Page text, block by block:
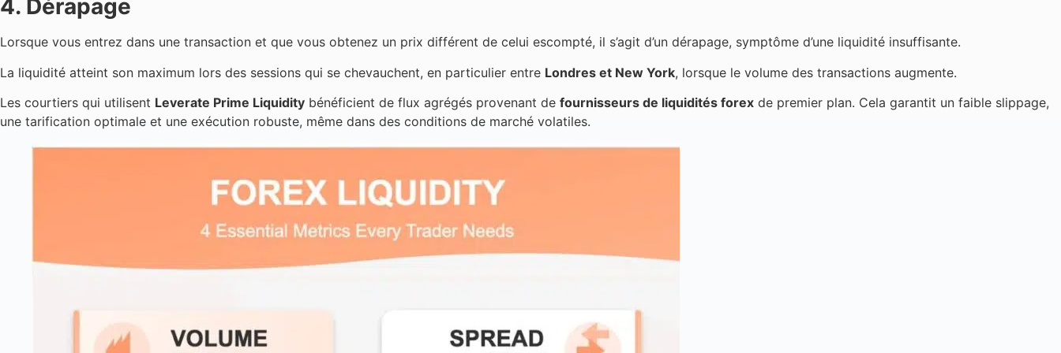
4. Dérapage
Lorsque vous entrez dans une transaction et que vous obtenez un prix différent de celui escompté, il s’agit d’un dérapage, symptôme d’une liquidité insuffisante.
La liquidité atteint son maximum lors des sessions qui se chevauchent, en particulier entre Londres et New York, lorsque le volume des transactions augmente.
Les courtiers qui utilisent Leverate Prime Liquidity bénéficient de flux agrégés provenant de fournisseurs de liquidités forex de premier plan. Cela garantit un faible slippage,
une tarification optimale et une exécution robuste, même dans des conditions de marché volatiles.